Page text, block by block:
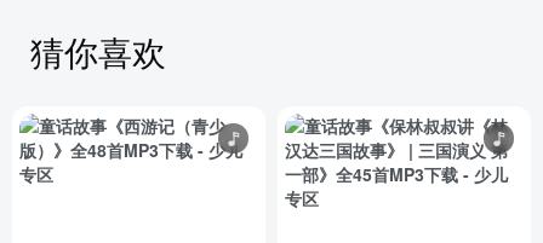
猜你喜欢